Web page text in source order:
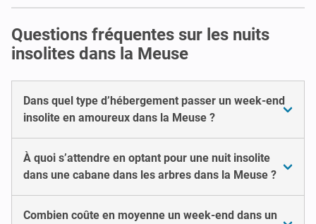
Questions fréquentes sur les nuits
insolites dans la Meuse
Dans quel type d’hébergement passer un week-end
insolite en amoureux dans la Meuse ?
À quoi s’attendre en optant pour une nuit insolite
dans une cabane dans les arbres dans la Meuse ?
Combien coûte en moyenne un week-end dans un